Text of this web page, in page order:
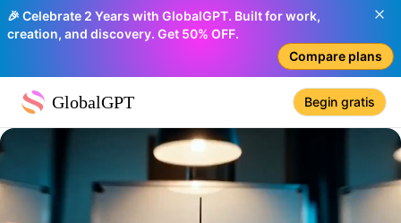
🎉 Celebrate 2 Years with GlobalGPT. Built for work,
creation, and discovery. Get 50% OFF.
Compare plans
GlobalGPT Begin gratis